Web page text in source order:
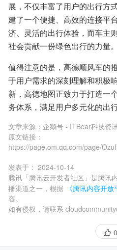
展，不仅丰富了用户的出行方
建了一个便捷、高效的连接平
济、灵活的出行体验，而车主
社会贡献一份绿色出行的力量。
值得注意的是，高德顺风车的
于用户需求的深刻理解和积极
新，高德地图正致力于打造一
务体系，满足用户多元化的出行
文章来源： 企鹅号 - ITBear科技资
原文链接：
https://page.om.qq.com/page/
发表于： 2024-10-14
腾讯「腾讯云开发者社区」是腾讯
播渠道之一，根据
《腾讯内容开放
容。
如有侵权，请联系
0